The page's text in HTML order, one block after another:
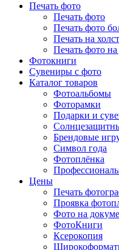
Печать фото
Печать фото
Печать фото
Печать на
Печать фото
Фотокниги
Сувениры с фото
Каталог товаров
Фотоальбомы
Фоторамки
Подарки и
Брендовые
Символ года
Фотоплёнка
Цены
Печать
Проявка
Фото на
ФотоКниги
Ксерокопия